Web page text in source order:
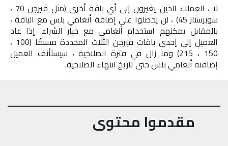
لا ، العملاء الذين يغيرون إلى أي باقة أخرى (مثل فيرجن 70 ،
سوبرستار 45) ، لن يحصلوا على إضافة أنغامي بلس مع الباقة ،
بالمقابل يمكنهم استخدام أنغامي مع خيار الشراء. إذا عاد
العميل إلى إحدى باقات فيرجن الثلاث المحددة مسبقًا (100 ،
150 ، 215) وما زال في فترة الصلاحية ، سيستأنف العميل
إضافته أنغامي بلس حتى تاريخ انتهاء الصلاحية.
مقدموا محتوى